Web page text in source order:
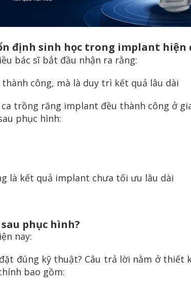
định sinh học trong implant hiện
bác sĩ bắt đầu nhận ra rằng:
công, mà là duy trì kết quả lâu dài
trồng răng implant đều thành công ở
phục hình:
là kết quả implant chưa tối ưu lâu dài
phục hình?
nay:
đúng kỹ thuật? Câu trả lời nằm ở thiết
bao gồm: